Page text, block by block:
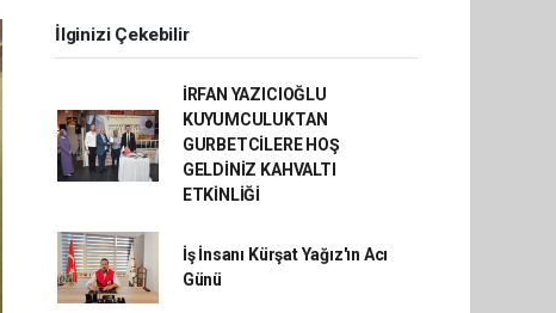
İlginizi Çekebilir
İRFAN YAZICIOĞLU
KUYUMCULUKTAN
GURBETCİLERE HOŞ
GELDİNİZ KAHVALTI
ETKİNLİĞİ
İş İnsanı Kürşat Yağız'ın Acı
Günü